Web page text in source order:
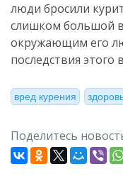
люди бросили
слишком большой
окружающим его
последствия этого
вред курения
Поделитесь